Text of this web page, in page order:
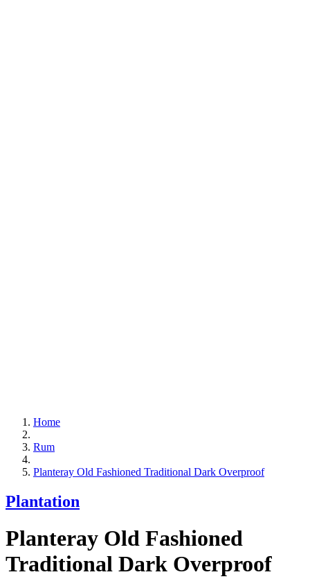
Home
Rum
Planteray Old Fashioned Traditional Dark Overproof
Plantation
Planteray Old Fashioned
Traditional Dark Overproof